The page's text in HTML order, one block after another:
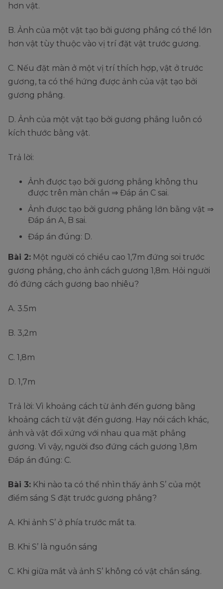
hơn vật.
B. Ảnh của một vật tạo bởi gương phẳng có thể lớn
hơn vật tùy thuộc vào vị trí đặt vật trước gương.
C. Nếu đặt màn ở một vị trí thích hợp, vật ở trước
gương, ta có thể hứng được ảnh của vật tạo bởi
gương phẳng.
D. Ảnh của một vật tạo bởi gương phẳng luôn có
kích thước bằng vật.
Trả lời:
Ảnh được tạo bởi gương phẳng không thu
được trên màn chắn ⇒ Đáp án C sai.
Ảnh được tạo bởi gương phẳng lớn bằng vật ⇒
Đáp án A, B sai.
Đáp án đúng: D.
Bài 2: Một người có chiều cao 1,7m đứng soi trước
gương phẳng, cho ảnh cách gương 1,8m. Hỏi người
đó đứng cách gương bao nhiêu?
A. 3.5m
B. 3,2m
C. 1,8m
D. 1,7m
Trả lời: Vì khoảng cách từ ảnh đến gương bằng
khoảng cách từ vật đến gương. Hay nói cách khác,
ảnh và vật đối xứng với nhau qua mặt phẳng
gương. Vì vậy, người đso đứng cách gương 1,8m
Đáp án đúng: C.
Bài 3: Khi nào ta có thể nhìn thấy ảnh S’ của một
điểm sáng S đặt trước gương phẳng?
A. Khi ảnh S’ ở phía trước mắt ta.
B. Khi S’ là nguồn sáng
C. Khi giữa mắt và ảnh S’ không có vật chắn sáng.